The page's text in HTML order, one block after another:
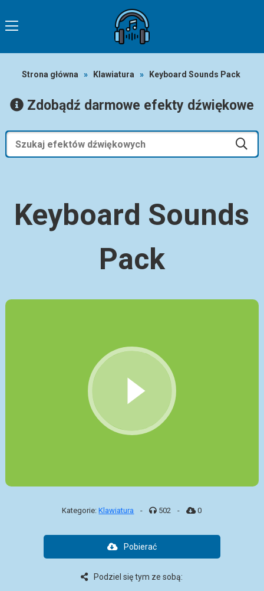
Strona główna » Klawiatura » Keyboard Sounds Pack
Zdobądź darmowe efekty dźwiękowe
Keyboard Sounds
Pack
Kategorie:Klawiatura - 502 - 0
Pobierać
Podziel się tym ze sobą: